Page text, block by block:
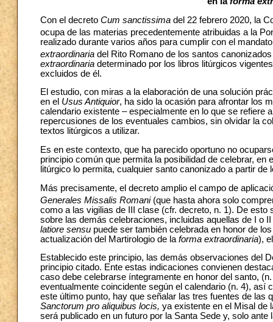
Con el decreto Cum sanctissima del 22 febrero 2020, la
ocupa de las materias precedentemente atribuidas a la
realizado durante varios años para cumplir con el
extraordinaria del Rito Romano de los santos
extraordinaria determinado por los libros litúrgicos
excluidos de él.
El estudio, con miras a la elaboración de una solución
en el Usus Antiquior, ha sido la ocasión para afrontar los
calendario existente – especialmente en lo que se
repercusiones de los eventuales cambios, sin olvidar la
textos litúrgicos a utilizar.
Es en este contexto, que ha parecido oportuno no
principio común que permita la posibilidad de celebrar, en
litúrgico lo permita, cualquier santo canonizado a partir
Más precisamente, el decreto amplio el campo de
Generales Missalis Romani(que hasta ahora solo
como a las vigilias de III clase (cfr. decreto, n. 1). De
sobre las demás celebraciones, incluidas aquellas de I o
latiore sensu puede ser también celebrada en honor de
actualización del Martirologio de la forma extraordinaria),
Establecido este principio, las demás observaciones del
principio citado. Ente estas indicaciones convienen
caso debe celebrarse íntegramente en honor del santo,
eventualmente coincidente según el calendario (n. 4),
este último punto, hay que señalar las tres fuentes de
Sanctorum pro aliquibus locis, ya existente en el Misal de
será publicado en un futuro por la Santa Sede y, solo